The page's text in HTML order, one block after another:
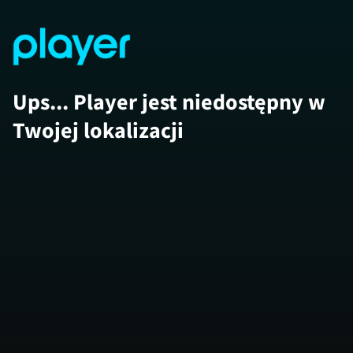
Ups... Player jest niedostępny w
Twojej lokalizacji